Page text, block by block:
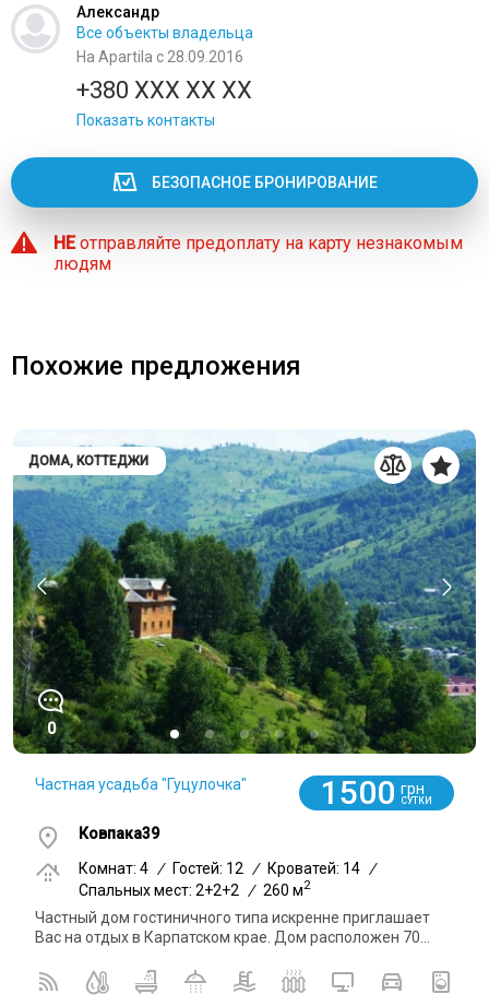
Александр
Все объекты владельца
На Apartila с 28.09.2016
+380 XXX XX XX
Показать контакты
БЕЗОПАСНОЕ БРОНИРОВАНИЕ
НЕотправляйте предоплату на карту незнакомым
людям
Похожие предложения
ДОМА, КОТТЕДЖИ
0
Частная усадьба "Гуцулочка" 1500 грн
СУТКИ
Ковпака39
Комнат: 4 / Гостей: 12 / Кроватей: 14 /
Спальных мест: 2+2+2
/ 260 м2
Частный дом гостиничного типа искренне приглашает
Вас на отдых в Карпатском крае. Дом расположен 70...